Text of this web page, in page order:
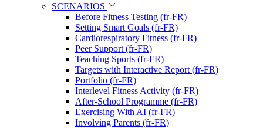
SCENARIOS
Before Fitness Testing (fr-FR)
Setting Smart Goals (fr-FR)
Cardiorespiratory Fitness (fr-FR)
Peer Support (fr-FR)
Teaching Sports (fr-FR)
Targets with Interactive Report (fr-FR)
Portfolio (fr-FR)
Interlevel Fitness Activity (fr-FR)
After-School Programme (fr-FR)
Exercising With AI (fr-FR)
Involving Parents (fr-FR)